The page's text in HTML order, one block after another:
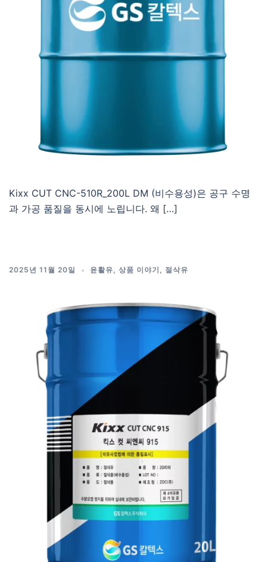
Kixx CUT CNC-510R_200L DM (비수용성)은 공구 수명
과 가공 품질을 동시에 노립니다. 왜 […]
2025년 11월 20일 윤활유 상품 이야기 절삭유